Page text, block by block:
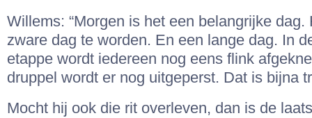
Willems: “Morgen is het een belangrijke dag.
zware dag te worden. En een lange dag. In
etappe wordt iedereen nog eens flink
druppel wordt er nog uitgeperst. Dat is bijna
Mocht hij ook die rit overleven, dan is de